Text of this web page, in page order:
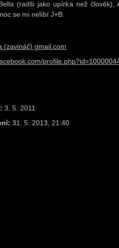
(radši jako upírka než člověk),
se mi nelíbí J+B.
(zavináč) gmail.com
3. 5. 2011
31. 5. 2013, 21:40